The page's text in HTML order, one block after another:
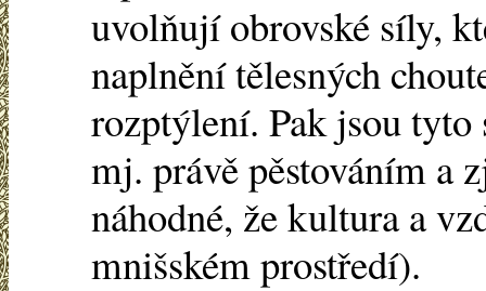
uvolňují obrovské síly,
naplnění tělesných
rozptýlení. Pak jsou
mj. právě pěstováním a
náhodné, že kultura a
mnišském prostředí).